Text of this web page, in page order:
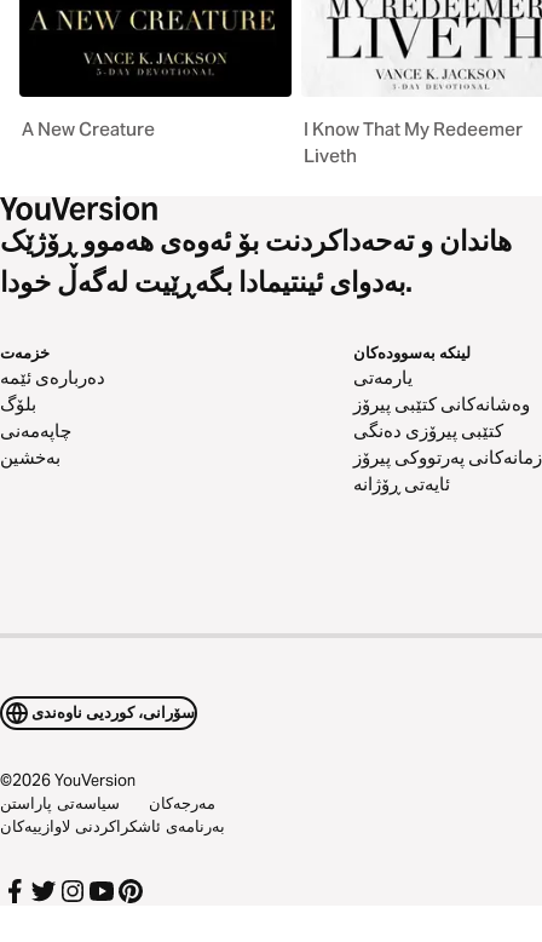
A New Creature
I Know That My Redeemer
Liveth
هاندان و تەحەداکردنت بۆ ئەوەی هەموو ڕۆژێک
بەدوای ئینتیمادا بگەڕێیت لەگەڵ خودا.
خزمەت
دەربارەی ئێمە
بلۆگ
چاپەمەنی
بەخشین
لینکە بەسوودەکان
یارمەتی
وەشانەکانی کتێبی پیرۆز
کتێبی پیرۆزی دەنگی
زمانەکانی پەرتووکی پیرۆز
ئایەتی ڕۆژانە
سۆرانی، کوردیی ناوەندی
©2026YouVersion
سیاسەتی پاراستن
مەرجەکان
بەرنامەی ئاشکراکردنی لاوازییەکان